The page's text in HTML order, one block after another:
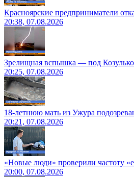
Красноярские предприниматели
20:38, 07.08.2026
Зрелищная вспышка — под
20:25, 07.08.2026
18-летнюю мать из Ужура
20:21, 07.08.2026
«Новые люди» проверили частоту
20:00, 07.08.2026